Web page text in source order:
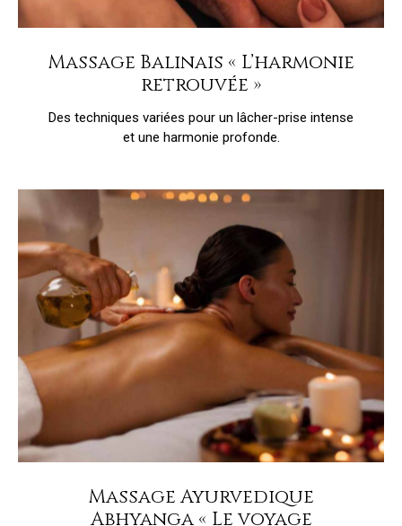
Massage Balinais « L’harmonie
retrouvée »
Des techniques variées pour un lâcher-prise intense
et une harmonie profonde.
Massage Ayurvedique
Abhyanga « Le voyage